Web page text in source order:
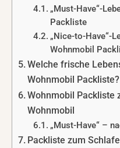
„Must-Have“-
Packliste
„Nice-to-Have“-
Wohnmobil
Welche frische
Wohnmobil Packliste?
Wohnmobil Packliste
Wohnmobil
„Must-Have“ –
Packliste zum